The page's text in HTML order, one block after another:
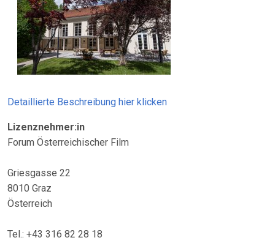
Detaillierte Beschreibung hier klicken
Lizenznehmer:in
Forum Österreichischer Film
Griesgasse 22
8010 Graz
Österreich
Tel.: +43 316 82 28 18